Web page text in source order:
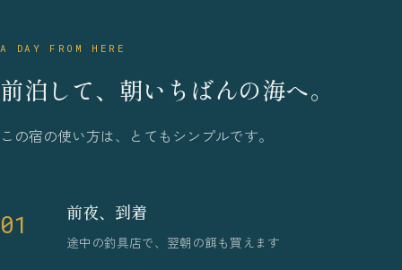
A DAY FROM HERE
前泊して、朝いちばんの海へ。
この宿の使い方は、とてもシンプルです。
01 前夜、到着
途中の釣具店で、翌朝の餌も買えます